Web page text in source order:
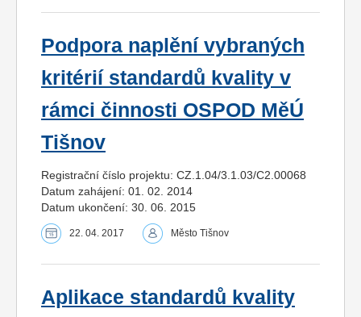
Podpora naplění vybraných
kritérií standardů kvality v
rámci činnosti OSPOD MěÚ
Tišnov
Registrační číslo projektu: CZ.1.04/3.1.03/C2.00068
Datum zahájení: 01. 02. 2014
Datum ukončení: 30. 06. 2015
22. 04. 2017 Město Tišnov
Aplikace standardů kvality